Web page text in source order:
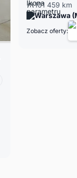
101 459 km
Warszawa
Zobacz oferty: